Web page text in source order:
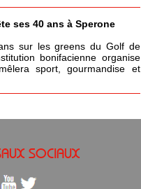
ses 40 ans à Sperone
sur les greens du Golf de
bonifacienne organise
sport, gourmandise et
SOCIAUX